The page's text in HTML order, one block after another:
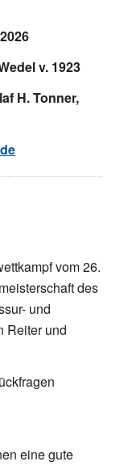
v. 1923
H. Tonner,
vom 26.
des
und
Reiter und
eine gute